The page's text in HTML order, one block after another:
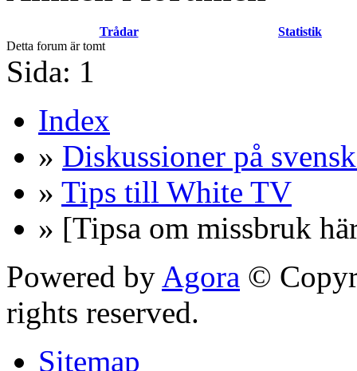
Trådar
Statistik
Detta forum är tomt
Sida: 1
Index
» Diskussioner på
» Tips till White TV
» [Tipsa om missbruk
Powered by Agora ©
rights reserved.
Sitemap